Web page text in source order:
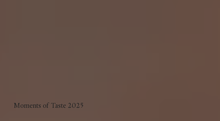
Moments of Taste 2025